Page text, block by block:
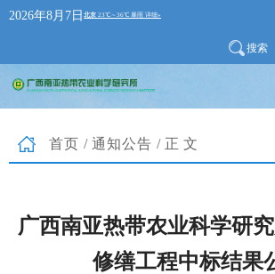
2026年8月7日
搜索
首页 / 通知公告 /正文
广西南亚热带农业科学研
修缮工程中标结果